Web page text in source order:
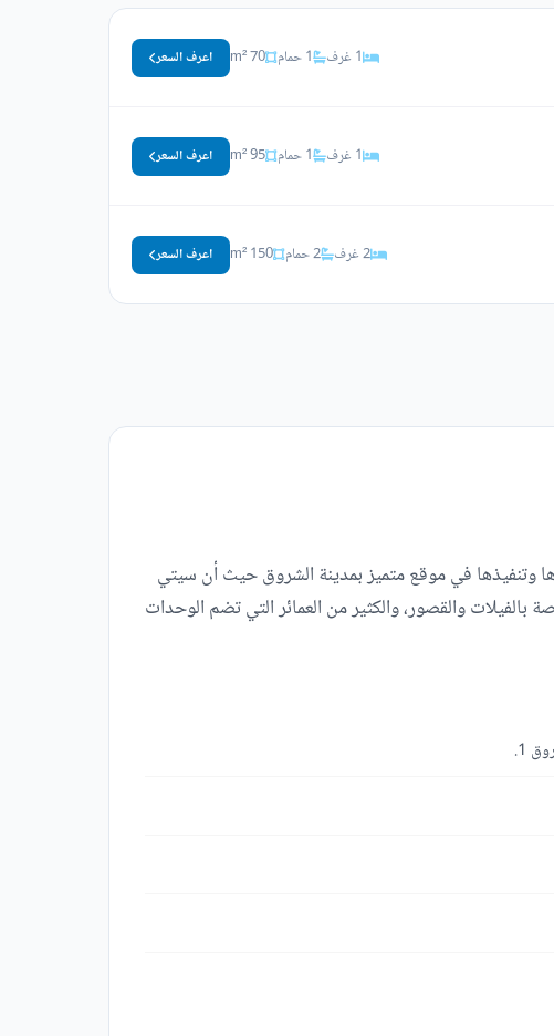
1 غرف 1 حمام 70 m² اعرف السعر
1 غرف 1 حمام 95 m² اعرف السعر
2 غرف 2 حمام 150 m² اعرف السعر
وتنفيذها في موقع متميز بمدينة الشروق حيث أن سيتي
والقصور، والكثير من العمائر التي تضم الوحدات
1.